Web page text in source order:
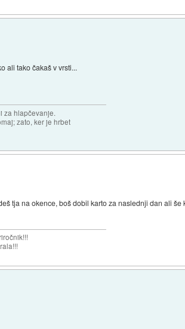
ali tako čakaš v vrsti...
za hlapčevanje.
zato, ker je hrbet
tja na okence, boš dobil karto za naslednji dan ali